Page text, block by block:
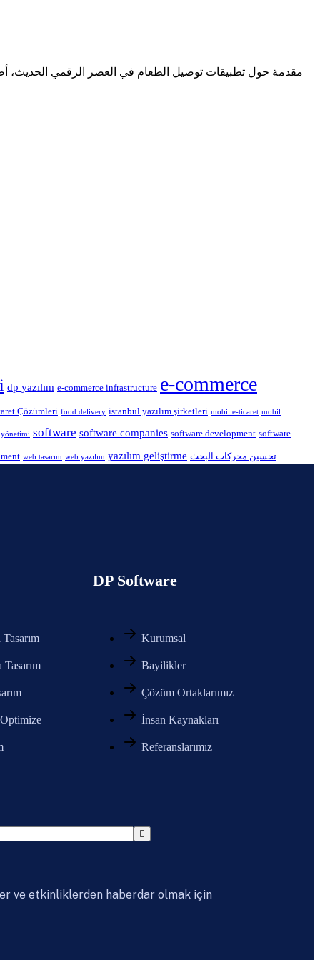
مقدمة حول تطبيقات توصيل الطعام في العصر الرقمي الحديث،
dp yazılım e-commerce infrastructure e-commerce
Çözümleri food delivery istanbul yazılım şirketleri mobil e-ticaret mobil
yönetimi software software companies software development software
web tasarım web yazılım yazılım geliştirme تحسين محركات البحث
DP Software
Kurumsal
Bayilikler
Çözüm Ortaklarımız
İnsan Kaynakları
Referanslarımız
ve etkinliklerden haberdar olmak için